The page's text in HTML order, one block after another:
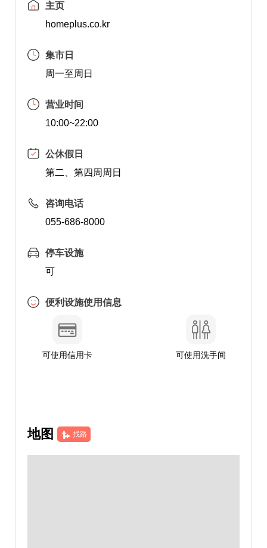
主页
homeplus.co.kr
集市日
周一至周日
营业时间
10:00~22:00
公休假日
第二、第四周周日
咨询电话
055-686-8000
停车设施
可
便利设施使用信息
可使用信用卡 可使用洗手间
地图 找路